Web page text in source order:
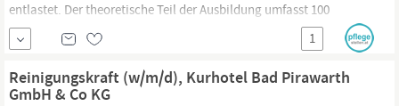
entlastet. Der theoretische Teil der Ausbildung umfasst 100
Stunden Theorie, welche von Montag bis Freitag im Raum
NiederösterreichOst stattfinden. Der praktische Teil umfasst 40
Wochenstunden und wird in der Station Baden absolviert. Gute
Deutschkenntnisse und der
1
Reinigungskraft (w/m/d), Kurhotel Bad Pirawarth
GmbH & Co KG